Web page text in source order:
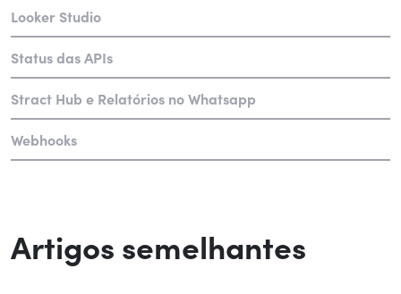
Looker Studio
Status das APIs
Stract Hub e Relatórios no Whatsapp
Webhooks
Artigos semelhantes